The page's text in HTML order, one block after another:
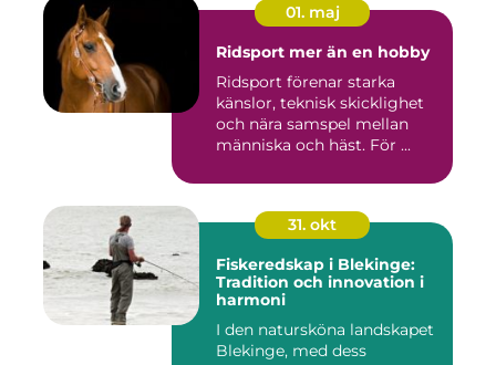
01. maj
Ridsport mer än en hobby
Ridsport förenar starka
känslor, teknisk skicklighet
och nära samspel mellan
människa och häst. För ...
31. okt
Fiskeredskap i Blekinge:
Tradition och innovation i
harmoni
I den natursköna landskapet
Blekinge, med dess